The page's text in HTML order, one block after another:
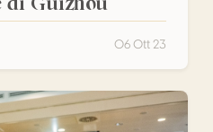
06 Ott 23
la sua 25ª edizione in Italia